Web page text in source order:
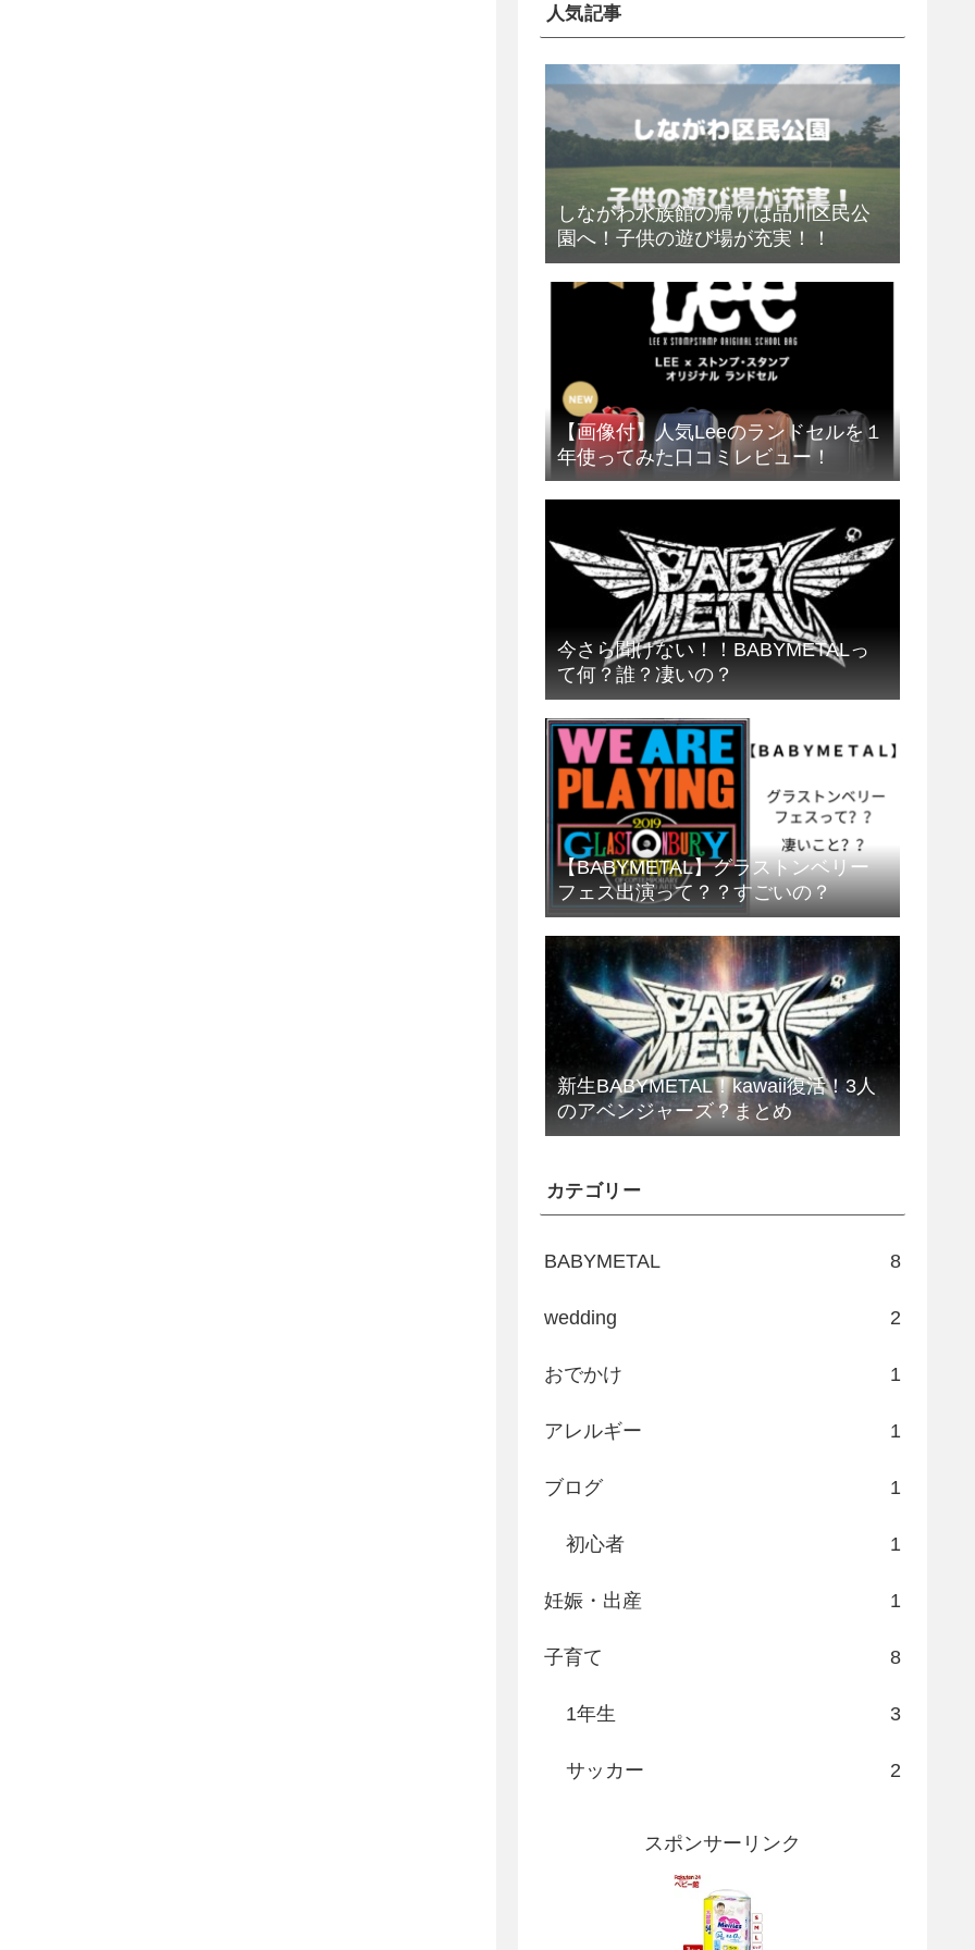
人気記事
しながわ水族館の帰りは品川区民公
園へ！子供の遊び場が充実！！
【画像付】人気Leeのランドセルを１
年使ってみた口コミレビュー！
今さら聞けない！！BABYMETALっ
て何？誰？凄いの？
【BABYMETAL】グラストンベリー
フェス出演って？？すごいの？
新生BABYMETAL！kawaii復活！3人
のアベンジャーズ？まとめ
カテゴリー
BABYMETAL 8
wedding 2
おでかけ 1
アレルギー 1
ブログ 1
初心者 1
妊娠・出産 1
子育て 8
1年生 3
サッカー 2
スポンサーリンク